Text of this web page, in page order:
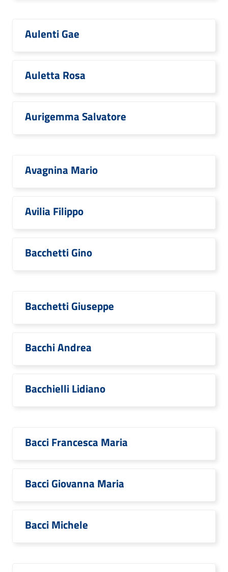
Aulenti Gae
Auletta Rosa
Aurigemma Salvatore
Avagnina Mario
Avilia Filippo
Bacchetti Gino
Bacchetti Giuseppe
Bacchi Andrea
Bacchielli Lidiano
Bacci Francesca Maria
Bacci Giovanna Maria
Bacci Michele